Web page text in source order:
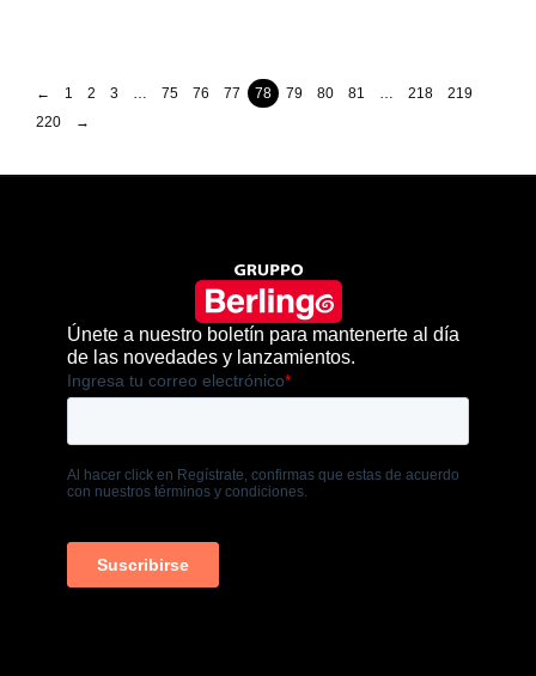
← 1 2 3 … 75 76 77 78 79 80 81 … 218
219
220
→
Únete a nuestro boletín para mantenerte al día
de las novedades y lanzamientos.